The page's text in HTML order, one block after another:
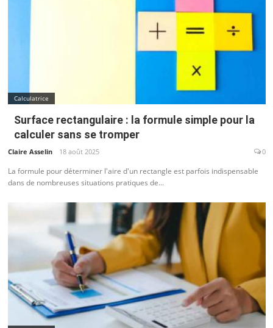
Calculatrice
Surface rectangulaire : la formule simple pour la
calculer sans se tromper
Claire Asselin 18 août 2025 0
La formule pour déterminer l'aire d'un rectangle est parfois indispensable
dans de nombreuses situations pratiques de...